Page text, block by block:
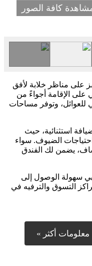
كافة الصور
على مناظر خلابة لأفق
الإقامة أجواءً من
للعوائل، وتوفر مساحات
استثنائية، حيث
الضيوف. سواء
يضمن لك الفندق
سهولة الوصول إلى
التسوق والترفيه في
معلومات أكثر »